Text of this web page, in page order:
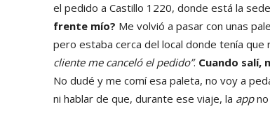
el pedido a Castillo 1220, donde está la
frente mío? Me volvió a pasar con unas
pero estaba cerca del local donde tenía
cliente me canceló el pedido”. Cuando salí,
No dudé y me comí esa paleta, no voy a
ni hablar de que, durante ese viaje, la app